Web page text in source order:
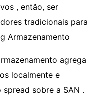
, então, ser
tradicionais para
Armazenamento
agrega
localmente e
sobre a SAN .